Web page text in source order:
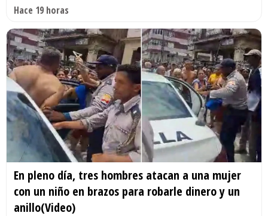
Hace 19 horas
En pleno día, tres hombres atacan a una mujer
con un niño en brazos para robarle dinero y un
anillo(Video)